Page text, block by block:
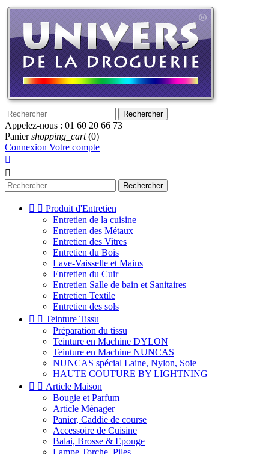
Rechercher
Appelez-nous : 01 60 20 66 73
Panier shopping_cart (0)
Connexion Votre compte


Rechercher
  Produit d'Entretien
Entretien de la cuisine
Entretien des Métaux
Entretien des Vitres
Entretien du Bois
Lave-Vaisselle et Mains
Entretien du Cuir
Entretien Salle de bain et Sanitaires
Entretien Textile
Entretien des sols
  Teinture Tissu
Préparation du tissu
Teinture en Machine DYLON
Teinture en Machine NUNCAS
NUNCAS spécial Laine, Nylon, Soie
HAUTE COUTURE BY LIGHTNING
  Article Maison
Bougie et Parfum
Article Ménager
Panier, Caddie de course
Accessoire de Cuisine
Balai, Brosse & Eponge
Lampe Torche, Piles